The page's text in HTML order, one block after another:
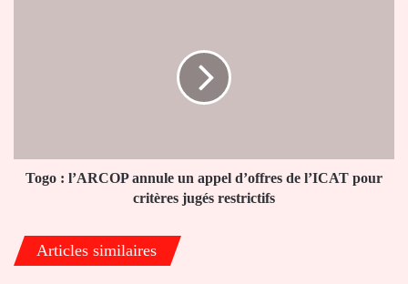
l’ICAT
pour
restrictifs
Togo : l’ARCOP annule un appel d’offres de l’ICAT pour
critères jugés restrictifs
Articles similaires